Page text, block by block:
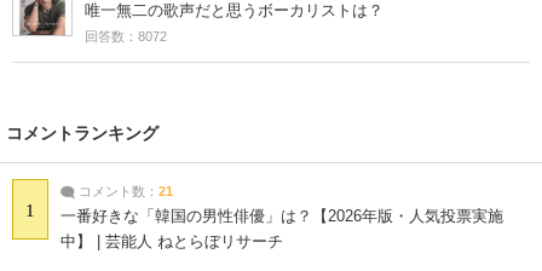
唯一無二の歌声だと思うボーカリストは？
回答数：8072
コメントランキング
1
コメント数： 21
一番好きな「韓国の男性俳優」は？【2026年版・人気投票実施
中】 | 芸能人 ねとらぼリサーチ